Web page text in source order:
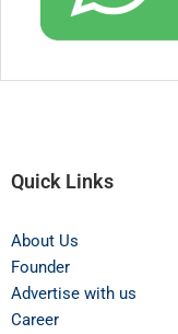
Quick Links
About Us
Founder
Advertise with us
Career